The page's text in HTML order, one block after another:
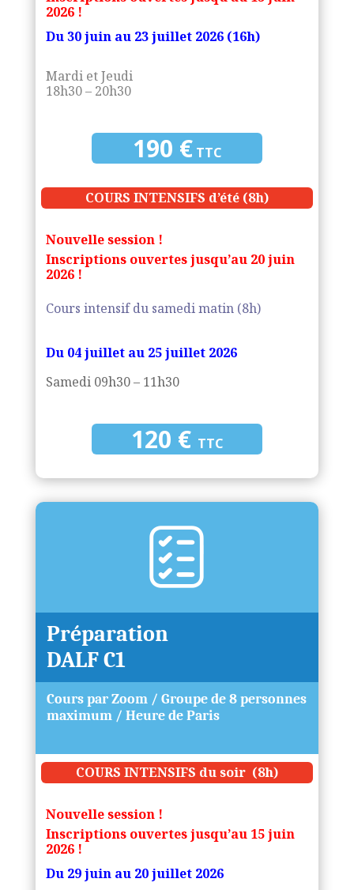
2026 !
Du 30 juin au 23 juillet 2026 (16h)
Mardi et Jeudi
18h30 – 20h30
190 € TTC
COURS INTENSIFS d’été (8h)
Nouvelle session !
Inscriptions ouvertes jusqu’au 20 juin
2026 !
Cours intensif du samedi matin (8h)
Du 04 juillet au 25 juillet 2026
Samedi 09h30 – 11h30
120 € TTC
Préparation
DALF C1
Cours par Zoom / Groupe de 8 personnes
maximum / Heure de Paris
COURS INTENSIFS du soir (8h)
Nouvelle session !
Inscriptions ouvertes jusqu’au 15 juin
2026 !
Du 29 juin au 20 juillet 2026